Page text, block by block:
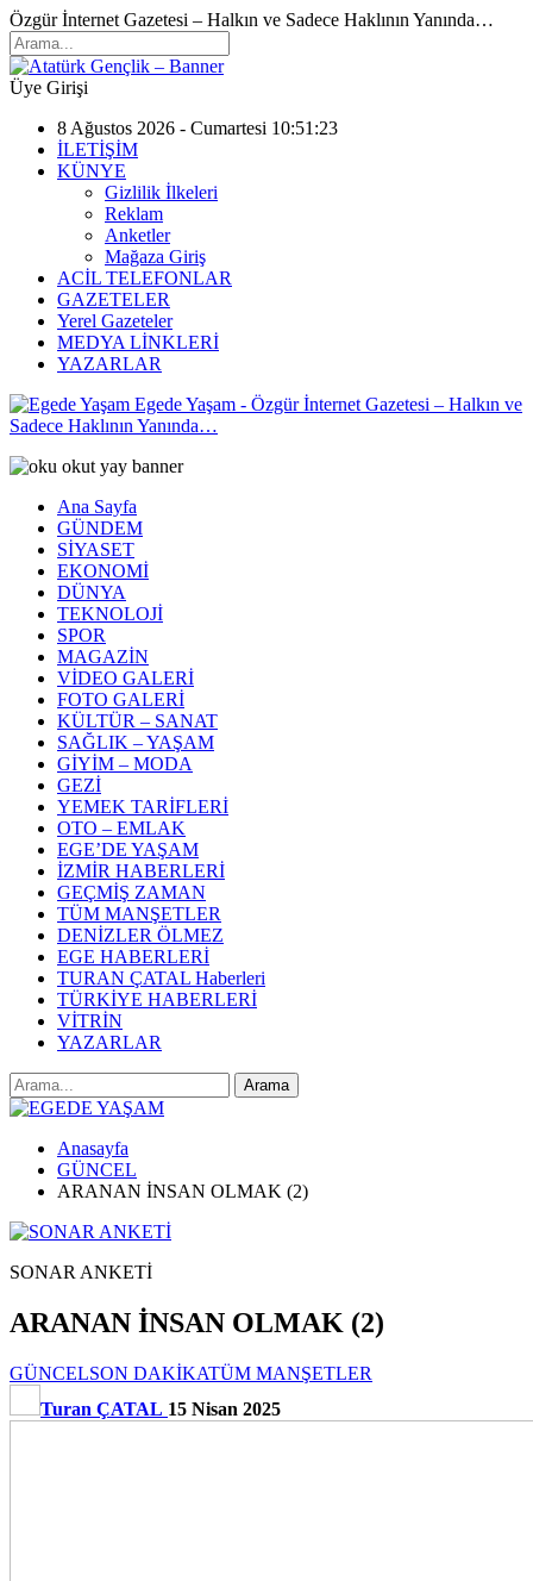
Özgür İnternet Gazetesi – Halkın ve Sadece Haklının Yanında…
Üye Girişi
8 Ağustos 2026 - Cumartesi 10:51:23
İLETİŞİM
KÜNYE
Gizlilik İlkeleri
Reklam
Anketler
Mağaza Giriş
ACİL TELEFONLAR
GAZETELER
Yerel Gazeteler
MEDYA LİNKLERİ
YAZARLAR
Egede Yaşam - Özgür İnternet Gazetesi – Halkın ve
Sadece Haklının Yanında…
Ana Sayfa
GÜNDEM
SİYASET
EKONOMİ
DÜNYA
TEKNOLOJİ
SPOR
MAGAZİN
VİDEO GALERİ
FOTO GALERİ
KÜLTÜR – SANAT
SAĞLIK – YAŞAM
GİYİM – MODA
GEZİ
YEMEK TARİFLERİ
OTO – EMLAK
EGE’DE YAŞAM
İZMİR HABERLERİ
GEÇMİŞ ZAMAN
TÜM MANŞETLER
DENİZLER ÖLMEZ
EGE HABERLERİ
TURAN ÇATAL Haberleri
TÜRKİYE HABERLERİ
VİTRİN
YAZARLAR
Anasayfa
GÜNCEL
ARANAN İNSAN OLMAK (2)
SONAR ANKETİ
ARANAN İNSAN OLMAK (2)
GÜNCELSON DAKİKATÜM MANŞETLER
Turan ÇATAL 15 Nisan 2025